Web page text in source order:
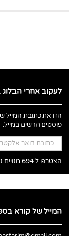
לעקוב אחרי הבלוג
הזן את כתובת המייל
פוסטים חדשים במייל.
כתובת
דואר
אלקטרוני
הצטרפו ל 694 מנויים נוספים
המייל של קורא